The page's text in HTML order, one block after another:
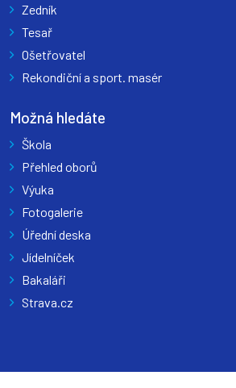
Zedník
Tesař
Ošetřovatel
Rekondiční a sport. masér
Možná hledáte
Škola
Přehled oborů
Výuka
Fotogalerie
Úřední deska
Jídelníček
Bakaláři
Strava.cz